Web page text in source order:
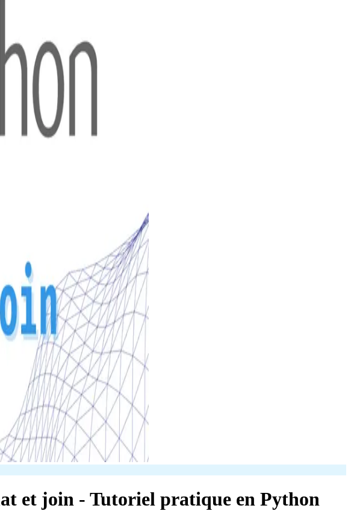
et join - Tutoriel pratique en Python